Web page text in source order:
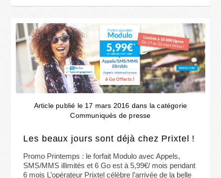
Article publié le 17 mars 2016 dans la catégorie
Communiqués de presse
Les beaux jours sont déjà chez Prixtel !
Promo Printemps : le forfait Modulo avec Appels,
SMS/MMS illimités et 6 Go est à 5,99€/ mois pendant
6 mois L’opérateur Prixtel célèbre l’arrivée de la belle